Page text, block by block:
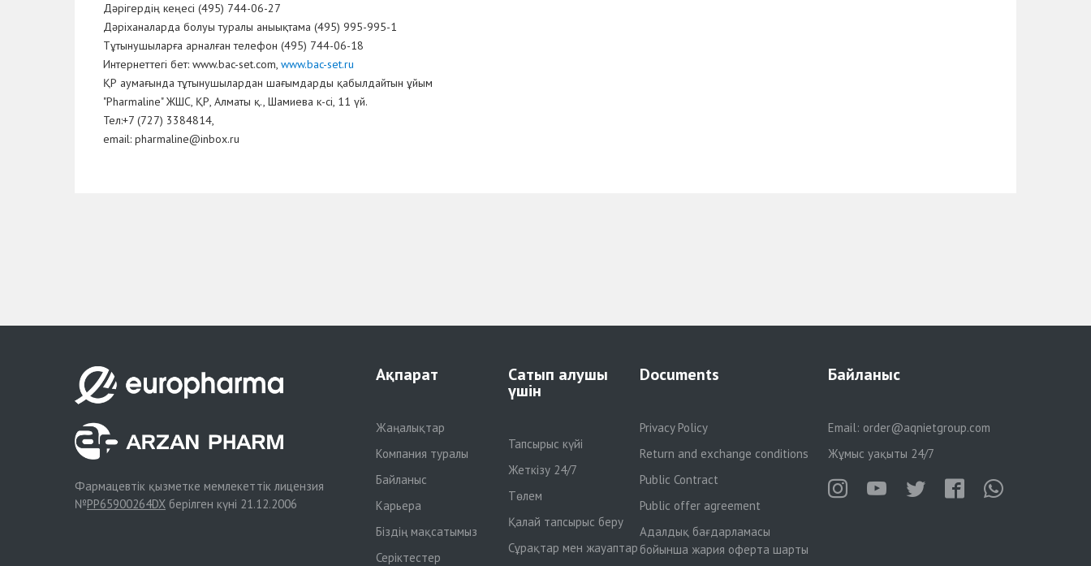
Дәрігердің кеңесі (495) 744-06-27
Дәріханаларда болуы туралы аныықтама (495) 995-995-1
Тұтынушыларға арналған телефон (495) 744-06-18
Интернеттегі бет: www.bac-set.com, www.bac-set.ru
ҚР аумағында тұтынушылардан шағымдарды қабылдайтын ұйым
"Pharmaline" ЖШС, ҚР, Алматы қ., Шамиева к-сі, 11 үй.
Тел:+7 (727) 3384814,
email: pharmaline@inbox.ru
Фармацевтік қызметке мемлекеттік лицензия
№PP65900264DX берілген күні 21.12.2006
Ақпарат
Жаңалықтар
Компания туралы
Байланыс
Карьера
Біздің мақсатымыз
Серіктестер
Сатып алушы
үшін
Тапсырыс күйі
Жеткізу 24/7
Төлем
Қалай тапсырыс беру
Сұрақтар мен жауаптар
Documents
Privacy Policy
Return and exchange conditions
Public Contract
Public offer agreement
Адалдық бағдарламасы
бойынша жария оферта шарты
Байланыс
Email: order@aqnietgroup.com
Жұмыс уақыты 24/7